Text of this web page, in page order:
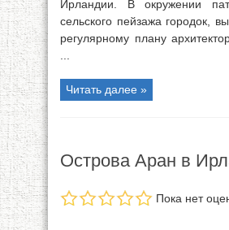
Ирландии. В окружении
сельского пейзажа городок,
регулярному плану
Читать далее »
Острова Аран в
Пока нет